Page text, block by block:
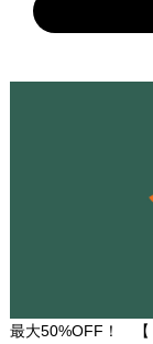
最大50%OFF！ 【